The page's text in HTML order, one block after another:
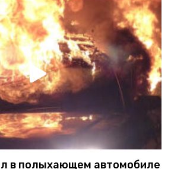
в полыхающем автомобиле